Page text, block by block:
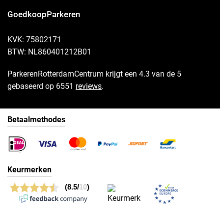
GoedkoopParkeren
KVK: 75802171
BTW: NL860401212B01
ParkerenRotterdamCentrum krijgt een 4.3 van de 5
gebaseerd op 6551 reviews.
Betaalmethodes
Keurmerken